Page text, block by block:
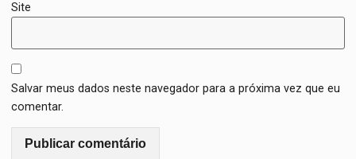
Site
Salvar meus dados neste navegador para a próxima vez que eu
comentar.